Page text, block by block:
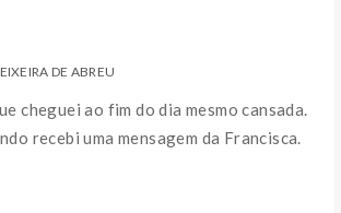
DE ABREU
cheguei ao fim do dia mesmo cansada.
recebi uma mensagem da Francisca.